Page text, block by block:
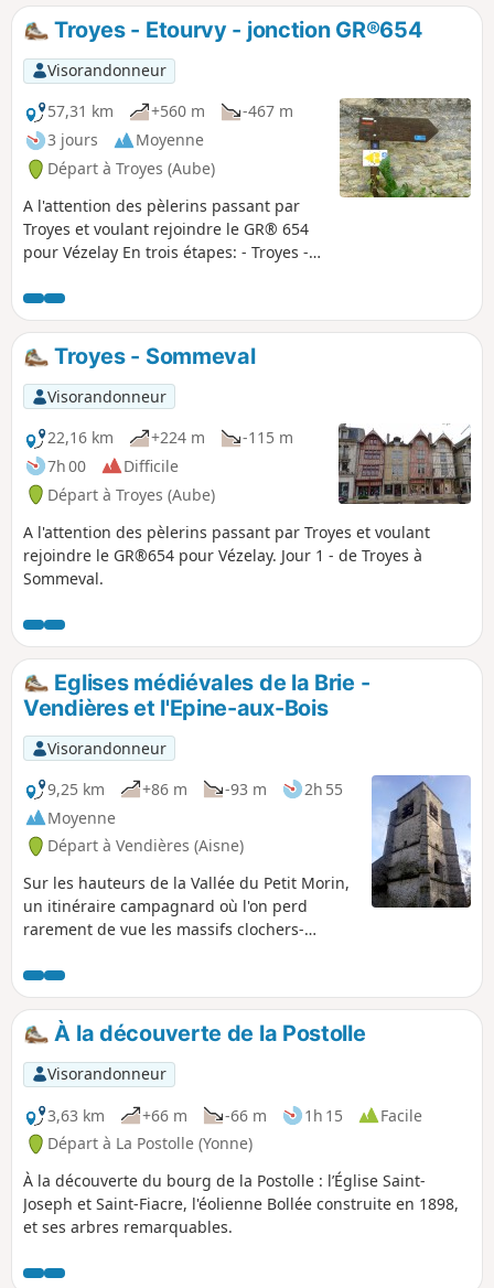
des vignobles champenois.
Troyes - Etourvy - jonction GR®654
Visorandonneur
57,31 km
+560 m
-467 m
3 jours
Moyenne
Départ à Troyes (Aube)
A l'attention des pèlerins passant par
Troyes et voulant rejoindre le GR® 654
pour Vézelay En trois étapes: - Troyes -
Chaource (19km). - Chaource - Etourvy
(16km).
Troyes - Sommeval
Visorandonneur
22,16 km
+224 m
-115 m
7h 00
Difficile
Départ à Troyes (Aube)
A l'attention des pèlerins passant par Troyes et voulant
rejoindre le GR®654 pour Vézelay. Jour 1 - de Troyes à
Sommeval.
Eglises médiévales de la Brie -
Vendières et l'Epine-aux-Bois
Visorandonneur
9,25 km
+86 m -93 m
2h 55
Moyenne
Départ à Vendières (Aisne)
Sur les hauteurs de la Vallée du Petit Morin,
un itinéraire campagnard où l'on perd
rarement de vue les massifs clochers-
Vendières ou de l'église en partie ruinée de
l'Epine-aux-Bois.
À la découverte de la Postolle
Visorandonneur
3,63 km
+66 m -66 m 1h 15
Facile
Départ à La Postolle (Yonne)
À la découverte du bourg de la Postolle : l’Église Saint-
Joseph et Saint-Fiacre, l'éolienne Bollée construite en 1898,
et ses arbres remarquables.